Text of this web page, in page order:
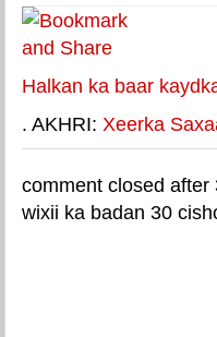
Halkan ka baar
. AKHRI: Xeerka
comment closed
wixii ka badan 30